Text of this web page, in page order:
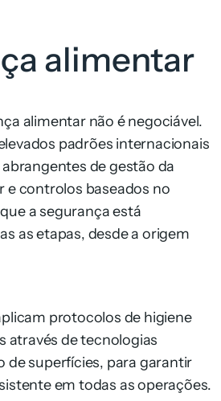
alimentar
alimentar não é negociável.
padrões internacionais
de gestão da
e controlos baseados no
a segurança está
as etapas, desde a origem
protocolos de higiene
através de tecnologias
de superfícies, para garantir
em todas as operações.